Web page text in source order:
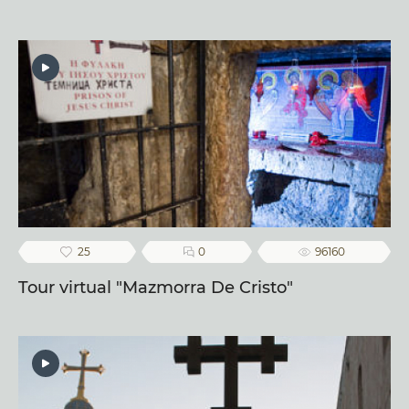
II. Las autoridades turcas no pudieron rechazar a
un intermediario tan poderoso, porque
necesitaban por aquel entonces un aliado
poderoso europeo. Desde entonces y hasta hoy
este terreno y la iglesia construida sobre él
pertenece a la sociedad alemana de la Tierra
Sagrada, que preside el obispo de la ciudad de
fue elegido como arquitecto principal del templo y
de la abadía. El aspecto del templo impresiona por
su eclecticismo , lo cual es poco frecuente en los
25 0 96160
Tour virtual "Mazmorra De Cristo"